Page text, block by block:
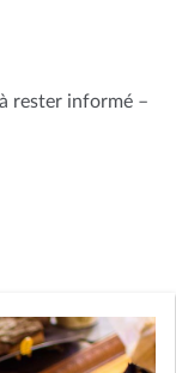
rester informé –